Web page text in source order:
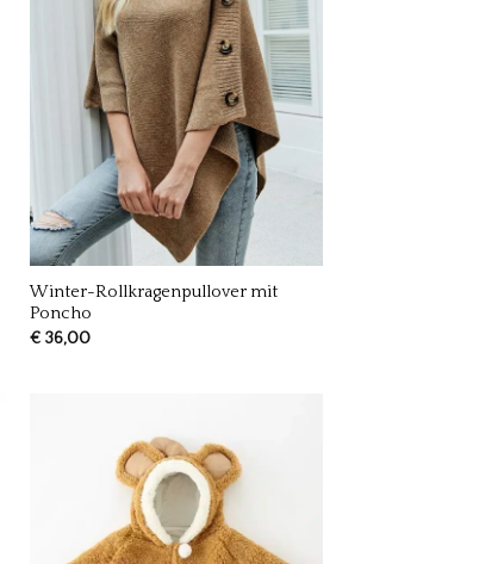
Winter-Rollkragenpullover mit
Poncho
€36,00